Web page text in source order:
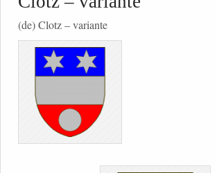
(de) Clotz – variante